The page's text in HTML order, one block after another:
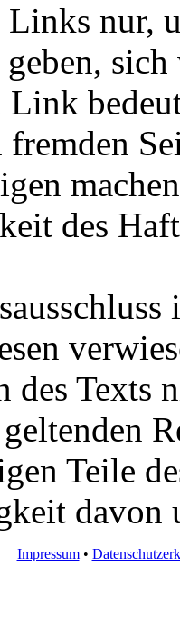
nur,
Link
fremden
des
des Texts
Teile
davon
Impressum•